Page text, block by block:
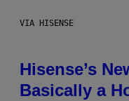
VIA HISENSE
Hisense’s
Basically a